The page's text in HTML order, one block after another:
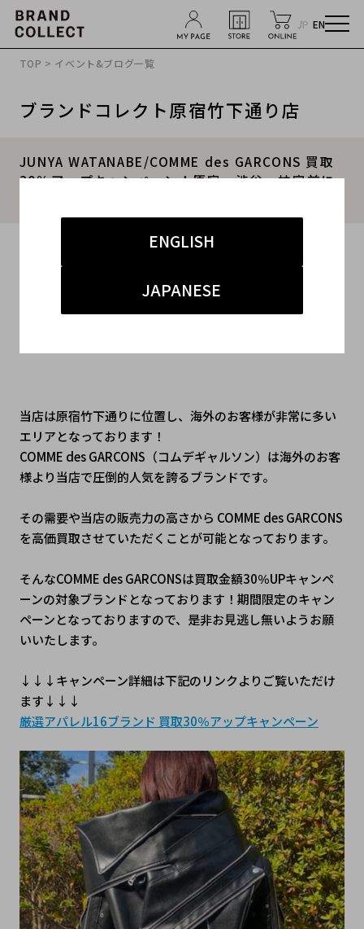
JP EN
ENGLISH
JAPANESE
TOP > イベント&ブログ一覧
ブランドコレクト原宿竹下通り店
JUNYA WATANABE/COMME des GARCONS 買取
30％アップキャンペーン！原宿、渋谷、神宮前に
#竹下 ドメスティック
当店は原宿竹下通りに位置し、海外のお客様が非常に多い
エリアとなっております！
COMME des GARCONS（コムデギャルソン）は海外のお客
様より当店で圧倒的人気を誇るブランドです。
その需要や当店の販売力の高さから COMME des GARCONS
を高価買取させていただくことが可能となっております。
そんなCOMME des GARCONSは買取金額30％UPキャンペ
ーンの対象ブランドとなっております！期間限定のキャン
ペーンとなっておりますので、是非お見逃し無いようお願
いいたします。
↓↓↓﻿キャンペーン詳細は下記のリンクよりご覧いただけ
ます↓↓↓
厳選アパレル16ブランド 買取30％アップキャンペーン